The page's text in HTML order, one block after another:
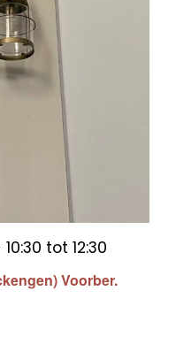
Voorber.
tot 12:30